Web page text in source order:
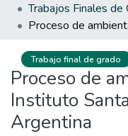
Trabajos Finales de
Trabajo final de grado
Proceso de
Instituto
Argentina